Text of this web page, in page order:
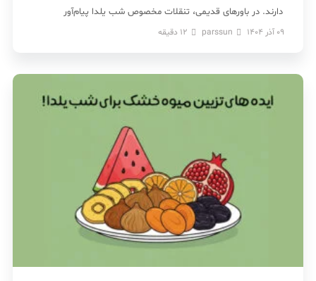
دارند. در باورهای قدیمی، تنقلات مخصوص شب یلدا پیام‌آور
روشنایی، سلامتی و فراوانی […]
09 آذر 1404 parssun
12 دقیقه